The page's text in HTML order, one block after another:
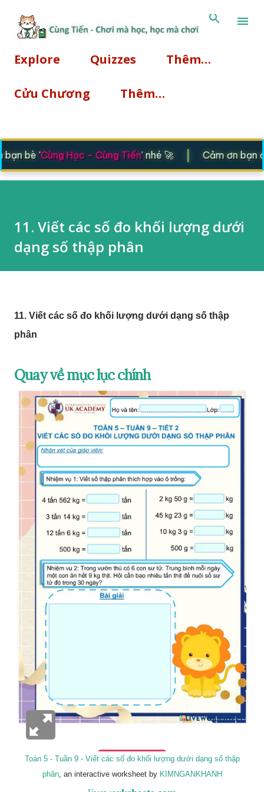
Explore Quizzes Thêm…
Cửu Chương Thêm…
bè 'Cùng Học - Cùng Tiến' nhé 🚀 Cảm ơn bạn
11. Viết các số đo khối lượng dưới
dạng số thập phân
11. Viết các số đo khối lượng dưới dạng số thập
phân
Quay về mục lục chính
Toán 5 - Tuần 9 - Viết các số đo khối lượng dưới dạng số thập
phân, an interactive worksheet by KIMNGANKHANH